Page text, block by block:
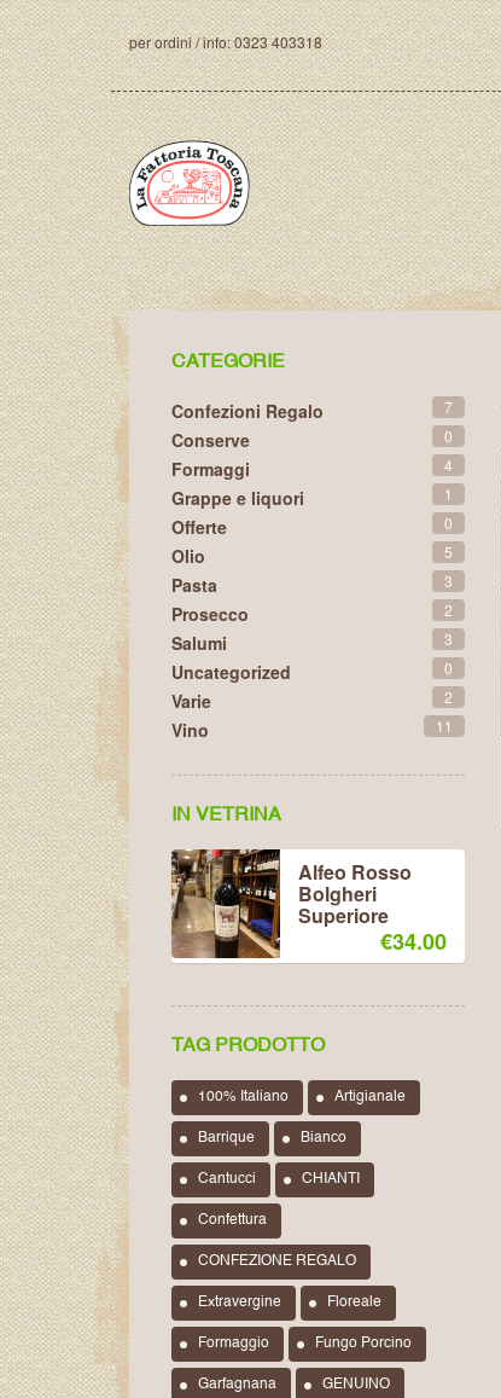
per ordini / info:0323 403318
CATEGORIE
Confezioni Regalo 7
Conserve 0
Formaggi 4
Grappe e liquori 1
Offerte 0
Olio 5
Pasta 3
Prosecco 2
Salumi 3
Uncategorized 0
Varie 2
Vino 11
IN VETRINA
Alfeo Rosso
Bolgheri
Superiore
€34.00
TAG PRODOTTO
100% Italiano Artigianale
Barrique Bianco
Cantucci CHIANTI
Confettura
CONFEZIONE REGALO
Extravergine Floreale
Formaggio Fungo Porcino
Garfagnana GENUINO